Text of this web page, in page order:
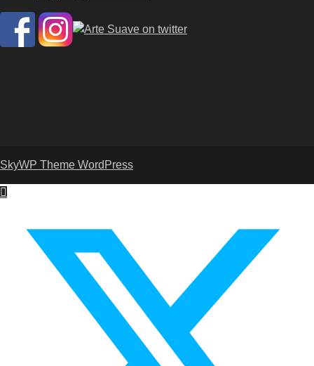
SkyWP Theme WordPress